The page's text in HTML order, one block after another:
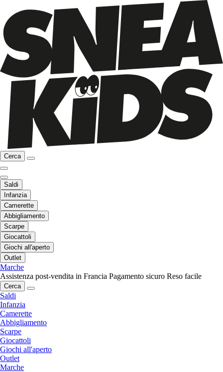
Cerca
Saldi
Infanzia
Camerette
Abbigliamento
Scarpe
Giocattoli
Giochi all'aperto
Outlet
Marche
Assistenza post-vendita in Francia Pagamento sicuro Reso facile
Cerca
Saldi
Infanzia
Camerette
Abbigliamento
Scarpe
Giocattoli
Giochi all'aperto
Outlet
Marche